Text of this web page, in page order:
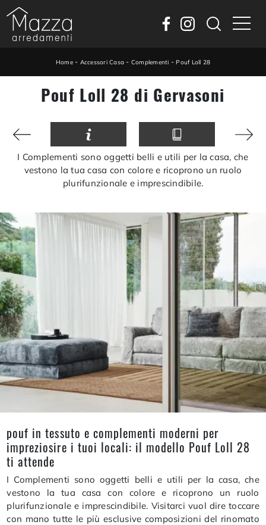
Home- Accessori Casa - Complementi -Pouf Loll 28
Pouf Loll 28 di Gervasoni
I Complementi sono oggetti belli e utili per la casa, che
vestono la tua casa con colore e ricoprono un ruolo
plurifunzionale e imprescindibile.
pouf in tessuto e complementi moderni per
impreziosire i tuoi locali: il modello Pouf Loll 28
ti attende
I Complementi sono oggetti belli e utili per la casa, che
vestono la tua casa con colore e ricoprono un ruolo
plurifunzionale e imprescindibile. Visitarci vuol dire toccare
con mano tutte le più esclusive composizioni del rinomato